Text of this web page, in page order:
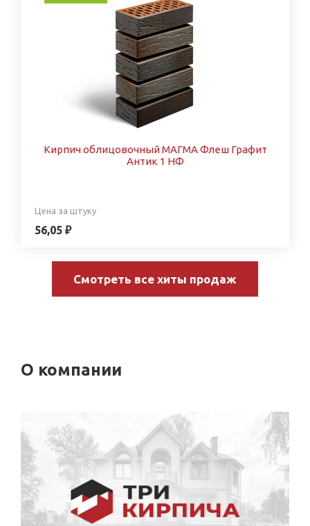
Кирпич облицовочный МАГМА Флеш Графит
Антик 1 НФ
Цена за штуку
56,05 ₽
Смотреть все хиты продаж
О компании